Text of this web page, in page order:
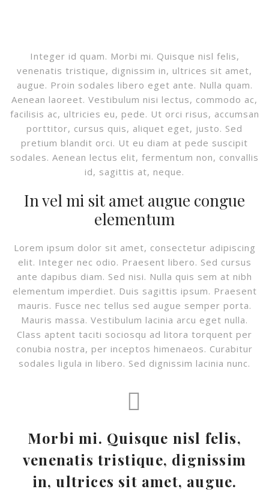
Integer id quam. Morbi mi. Quisque nisl felis,
venenatis tristique, dignissim in, ultrices sit amet,
augue. Proin sodales libero eget ante. Nulla quam.
Aenean laoreet. Vestibulum nisi lectus, commodo ac,
facilisis ac, ultricies eu, pede. Ut orci risus, accumsan
porttitor, cursus quis, aliquet eget, justo. Sed
pretium blandit orci. Ut eu diam at pede suscipit
sodales. Aenean lectus elit, fermentum non, convallis
id, sagittis at, neque.
In vel mi sit amet augue congue
elementum
Lorem ipsum dolor sit amet, consectetur adipiscing
elit. Integer nec odio. Praesent libero. Sed cursus
ante dapibus diam. Sed nisi. Nulla quis sem at nibh
elementum imperdiet. Duis sagittis ipsum. Praesent
mauris. Fusce nec tellus sed augue semper porta.
Mauris massa. Vestibulum lacinia arcu eget nulla.
Class aptent taciti sociosqu ad litora torquent per
conubia nostra, per inceptos himenaeos. Curabitur
sodales ligula in libero. Sed dignissim lacinia nunc.
Morbi mi. Quisque nisl felis,
venenatis tristique, dignissim
in, ultrices sit amet, augue.